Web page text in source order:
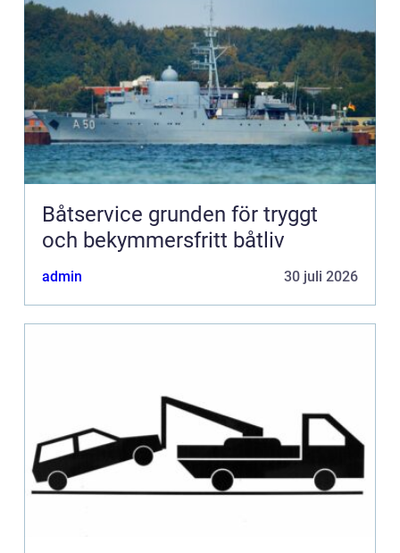
Båtservice grunden för tryggt
och bekymmersfritt båtliv
admin 30 juli 2026